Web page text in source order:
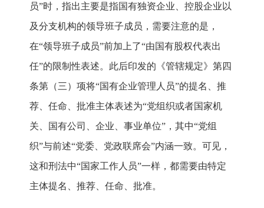
员”时，指出主要是指国有独资企业、控股企业以
及分支机构的领导班子成员，需要注意的是，
在“领导班子成员”前加上了“由国有股权代表出
任”的限制性表述。此后印发的《管辖规定》第四
条第（三）项将“国有企业管理人员”的提名、推
荐、任命、批准主体表述为“党组织或者国家机
关、国有公司、企业、事业单位”，其中“党组
织”与前述“党委、党政联席会”内涵一致。可见，
这和刑法中“国家工作人员”一样，都需要由特定
主体提名、推荐、任命、批准。